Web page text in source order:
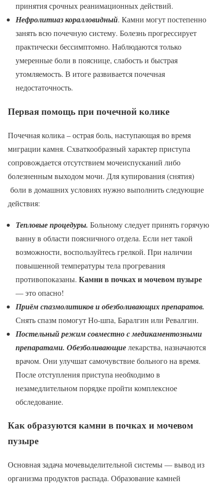
принятия срочных реанимационных действий.
Нефролитиаз коралловидный. Камни могут постепенно
занять всю почечную систему. Болезнь прогрессирует
практически бессимптомно. Наблюдаются только
умеренные боли в пояснице, слабость и быстрая
утомляемость. В итоге развивается почечная
недостаточность.
Первая помощь при почечной колике
Почечная колика – острая боль, наступающая во время
миграции камня. Схваткообразный характер приступа
сопровождается отсутствием мочеиспусканий либо
болезненным выходом мочи. Для купирования (снятия)
боли в домашних условиях нужно выполнить следующие
действия:
Тепловые процедуры. Больному следует принять горячую
ванну в области поясничного отдела. Если нет такой
возможности, воспользуйтесь грелкой. При наличии
повышенной температуры тела прогревания
противопоказаны. Камни в почках и мочевом пузыре
— это опасно!
Приём спазмолитиков и обезболивающих препаратов.
Снять спазм помогут Но-шпа, Баралгин или Ревалгин.
Постельный режим совместно с медикаментозными
препаратами. Обезболивающиелекарства, назначаются
врачом. Они улучшат самочувствие больного на время.
После отступления приступа необходимо в
незамедлительном порядке пройти комплексное
обследование.
Как образуются камни в почках и мочевом
пузыре
Основная задача мочевыделительной системы — вывод из
организма продуктов распада. Образование камней